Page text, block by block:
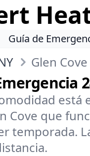
Guía de
Glen Cove
está
Cove que
temporada.